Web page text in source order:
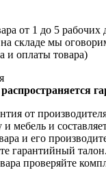
от 1 до 5 рабочих
на складе мы
и оплаты товара)
от
мебель и
и его
гарантийный талон.
проверяйте